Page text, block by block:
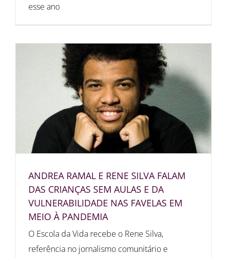
esse ano
ANDREA RAMAL E RENE SILVA FALAM
DAS CRIANÇAS SEM AULAS E DA
VULNERABILIDADE NAS FAVELAS EM
MEIO À PANDEMIA
O Escola da Vida recebe o Rene Silva,
referência no jornalismo comunitário e